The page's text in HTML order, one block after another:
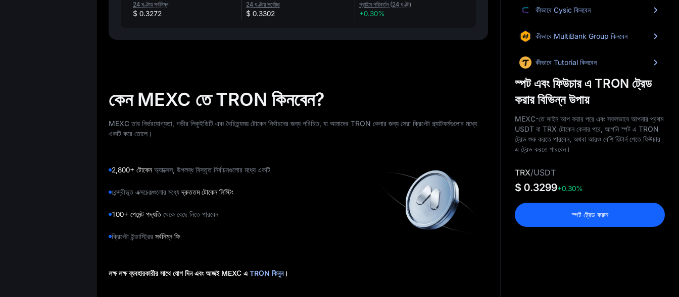
24 ঘণ্টায় সর্বনিম্ন
$ 0.3272
24 ঘণ্টায় সর্বোচ্চ
$ 0.3302
প্রাইস পরিবর্তন (24 ঘণ্টা)
+0.30%
কেন MEXC তে TRON কিনবেন?
MEXC তার নির্ভরযোগ্যতা, গভীর লিকুইডিটি এবং বৈচিত্র্যময় টোকেন নির্বাচনের জন্য পরিচিত, যা আমাদের TRON কেনার জন্য সেরা ক্রিপ্টো প্ল্যাটফর্মগুলোর মধ্যে
একটি করে তোলে।
2,800+ টোকেনঅ্যাক্সেস, উপলব্ধ বিস্তৃত নির্বাচনগুলোর মধ্যে একটি
কেন্দ্রীভূত এক্সচেঞ্জগুলোর মধ্যেদ্রুততম টোকেন লিস্টিং
100+ পেমেন্ট পদ্ধতিথেকে বেছে নিতে পারবেন
ক্রিপ্টো ইন্ডাস্ট্রির সর্বনিম্ন ফি
লক্ষ লক্ষ ব্যবহারকারীর সাথে যোগ দিন এবং আজই MEXC এ TRON কিনুন।
কীভাবে Cysic কিনবেন
কীভাবে MultiBank Group কিনবেন
কীভাবে Tutorial কিনবেন
স্পট এবং ফিউচার এ TRON ট্রেড
করার বিভিন্ন উপায়
MEXC-তে সাইন আপ করার পরে এবং সফলভাবে আপনার প্রথম
USDT বা TRX টোকেন কেনার পরে, আপনি স্পট এ TRON
ট্রেড শুরু করতে পারবেন, অথবা আরও বেশি রিটার্ন পেতে ফিউচার
এ ট্রেড করতে পারবেন।
TRX/USDT
$ 0.3299+0.30%
স্পট ট্রেড করুন